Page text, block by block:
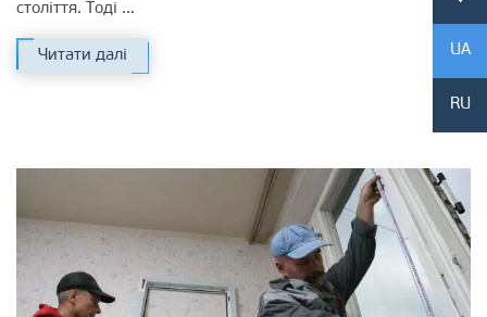
століття. Тоді ...
Читати далі UA
RU